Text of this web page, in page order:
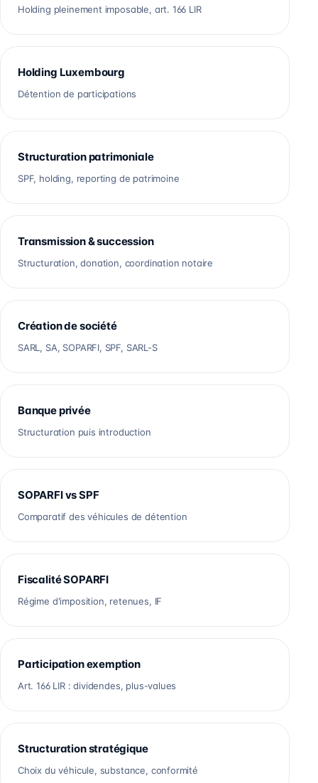
Holding pleinement imposable, art. 166 LIR
Holding Luxembourg
Détention de participations
Structuration patrimoniale
SPF, holding, reporting de patrimoine
Transmission & succession
Structuration, donation, coordination notaire
Création de société
SARL, SA, SOPARFI, SPF, SARL-S
Banque privée
Structuration puis introduction
SOPARFI vs SPF
Comparatif des véhicules de détention
Fiscalité SOPARFI
Régime d'imposition, retenues, IF
Participation exemption
Art. 166 LIR : dividendes, plus-values
Structuration stratégique
Choix du véhicule, substance, conformité